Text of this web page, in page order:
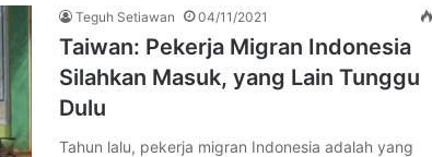
Teguh Setiawan 04/11/2021
Taiwan: Pekerja Migran Indonesia
Silahkan Masuk, yang Lain Tunggu
Dulu
Tahun lalu, pekerja migran Indonesia adalah yang